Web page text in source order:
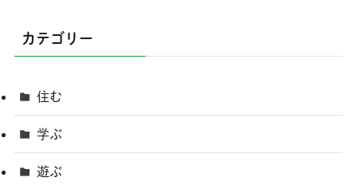
カテゴリー
住む
学ぶ
遊ぶ